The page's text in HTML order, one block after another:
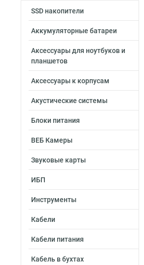
SSD накопители
Аккумуляторные батареи
Аксессуары для ноутбуков и
планшетов
Аксессуары к корпусам
Акустические системы
Блоки питания
ВЕБ Камеры
Звуковые карты
ИБП
Инструменты
Кабели
Кабели питания
Кабель в бухтах